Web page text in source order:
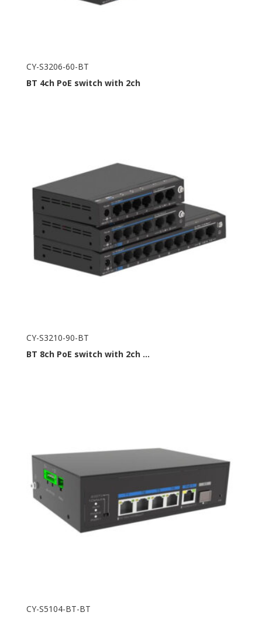
CY-S3206-60-BT
BT 4ch PoE switch with 2ch
CY-S3210-90-BT
BT 8ch PoE switch with 2ch ...
CY-S5104-BT-BT